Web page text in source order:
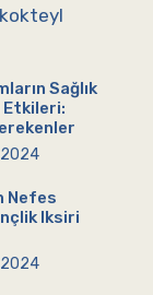
Sağlık
Etkileri:
Nefes
Iksiri